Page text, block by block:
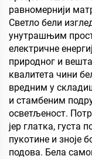
равномернији
Светло бели
унутрашњим
електричне
природног и
квалитета чини
вредним у
и стамбеним
осветљеност.
јер глатка,
пукотине и зноје
подова. Бела